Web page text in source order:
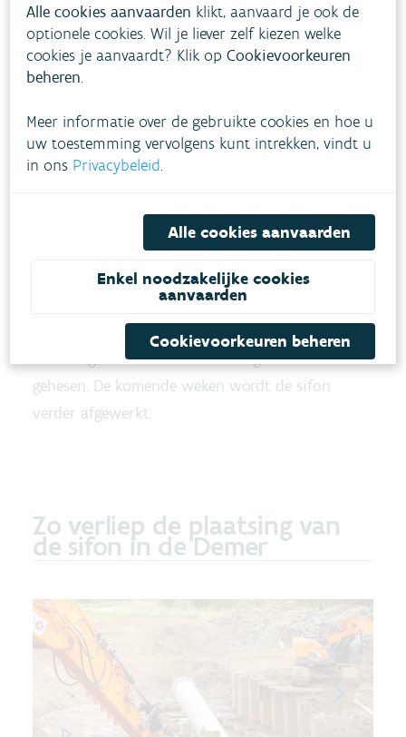
Om de sifon in de bodem te graven, moest het
waterpeil op de Demer laag staan. Door de droge
laag. Een tijdelijke afdamming in het
Webbekomsbroek stuurde het Demerwater door
de Zwarte Beek en voorkwam dat er water door
Zodra het waterpeil op de Demer voldoende laag
stond, werd een sleuf in de bodem gegraven. De
stalen buis met een diameter van 1,20 meter
bestaat uit drie delen die ter plaatse aan elkaar
werden gelast. Nadien werd het geheel in de sleuf
gehesen. De komende weken wordt de sifon
verder afgewerkt.
Zo verliep de plaatsing van
de sifon in de Demer
Alle cookies aanvaarden klikt, aanvaard je ook de
optionele cookies. Wil je liever zelf kiezen welke
cookies je aanvaardt? Klik opCookievoorkeuren
beheren.
Meer informatie over de gebruikte cookies en hoe u
uw toestemming vervolgens kunt intrekken, vindt u
in ons Privacybeleid.
Alle cookies aanvaarden
Enkel noodzakelijke cookies
aanvaarden
Cookievoorkeuren beheren